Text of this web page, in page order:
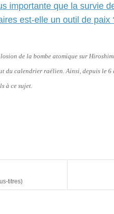
importante que la survie
est-elle un outil de paix
de la bombe atomique sur
du calendrier raélien. Ainsi, depuis le 6
à ce sujet.
titres)